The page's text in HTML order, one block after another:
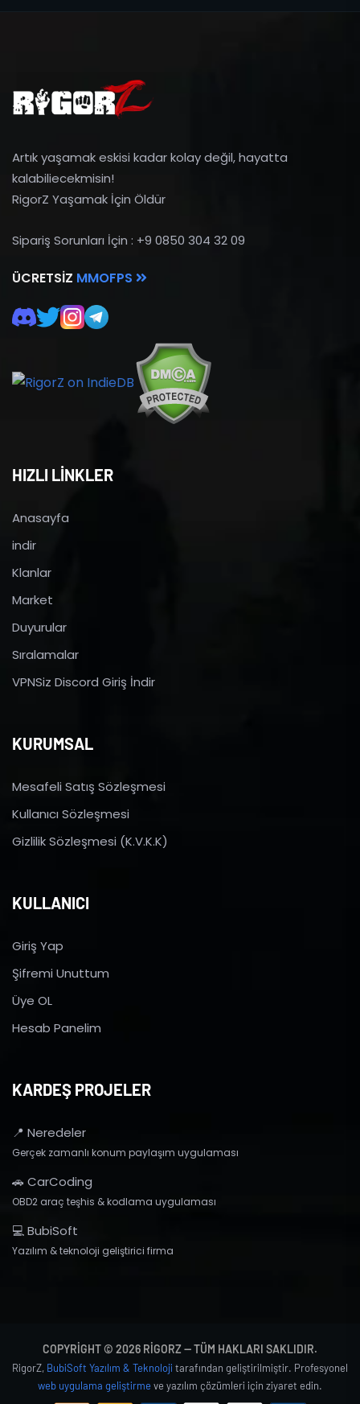
Artık yaşamak eskisi kadar kolay değil, hayatta
kalabiliecekmisin!
RigorZ Yaşamak İçin Öldür
Sipariş Sorunları İçin : +9 0850 304 32 09
ÜCRETSIZ MMOFPS
HIZLI LİNKLER
Anasayfa
indir
Klanlar
Market
Duyurular
Sıralamalar
VPNSiz Discord Giriş İndir
KURUMSAL
Mesafeli Satış Sözleşmesi
Kullanıcı Sözleşmesi
Gizlilik Sözleşmesi (K.V.K.K)
KULLANICI
Giriş Yap
Şifremi Unuttum
Üye OL
Hesab Panelim
KARDEŞ PROJELER
📍 Neredeler
Gerçek zamanlı konum paylaşım uygulaması
🚗 CarCoding
OBD2 araç teşhis & kodlama uygulaması
💻 BubiSoft
Yazılım & teknoloji geliştirici firma
COPYRIGHT © 2026 RIGORZ — TÜM HAKLARI SAKLIDIR.
RigorZ, BubiSoft Yazılım & Teknoloji tarafından geliştirilmiştir. Profesyonel
web uygulama geliştirmeve yazılım çözümleri için ziyaret edin.